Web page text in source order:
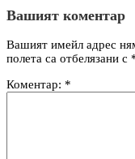
Вашият коментар
Вашият имейл адрес
полета са отбелязани с
Коментар: *